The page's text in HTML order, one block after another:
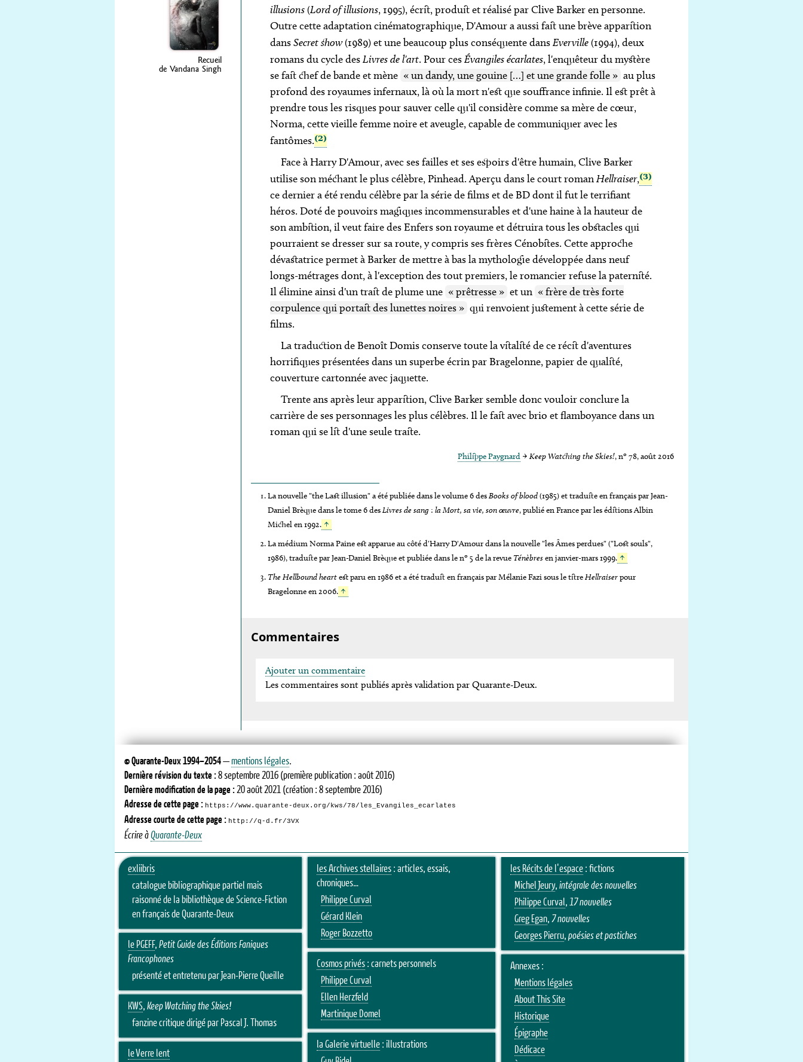
illusions(Lord of illusions, 1995), écrit, produit et réalisé par Clive Barker en personne.
Outre cette adaptation cinématographique, D'Amour a aussi fait une brève apparition
dansSecret show(1989) et une beaucoup plus conséquente dansEverville(1994), deux
romans du cycle desLivres de l'art. Pour cesÉvangiles écarlates, l'enquêteur du mystère
se fait chef de bande et mène « un dandy, une gouine […] et une grande folle » au plus
profond des royaumes infernaux, là où la mort n'est que souffrance infinie. Il est prêt à
prendre tous les risques pour sauver celle qu'il considère comme sa mère de cœur,
Norma, cette vieille femme noire et aveugle, capable de communiquer avec les
fantômes.(2)
Face à Harry D'Amour, avec ses failles et ses espoirs d'être humain, Clive Barker
utilise son méchant le plus célèbre,Pinhead. Aperçu dans le court romanHellraiser,(3)
ce dernier a été rendu célèbre par la série de films et de BD dont il fut le terrifiant
héros. Doté de pouvoirs magiques incommensurables et d'une haine à la hauteur de
son ambition, il veut faire des Enfers son royaume et détruira tous les obstacles qui
pourraient se dresser sur sa route, y compris ses frères Cénobites. Cette approche
dévastatrice permet à Barker de mettre à bas la mythologie développée dans neuf
longs-métrages dont, à l'exception des tout premiers, le romancier refuse la paternité.
Il élimine ainsi d'un trait de plume une « prêtresse » et un « frère de très forte
corpulence qui portait des lunettes noires » qui renvoient justement à cette série de
films.
La traduction de Benoît Domis conserve toute la vitalité de ce récit d'aventures
horrifiques présentées dans un superbe écrin par Bragelonne, papier de qualité,
couverture cartonnée avec jaquette.
Trente ans après leur apparition, Clive Barker semble donc vouloir conclure la
carrière de ses personnages les plus célèbres. Il le fait avec brio et flamboyance dans un
roman qui se lit d'une seule traite.
Philippe Paygnard → Keep Watching the Skies!, nº 78, août 2016
La nouvelle "the Last illusion" a été publiée dans le volume 6 desBooks of blood(1985) et traduite en français par Jean-
Daniel Brèque dans le tome 6 desLivres de sang :la Mort, sa vie, son œuvre, publié en France par les éditions Albin
Michel en 1992. ↑
La médium Norma Paine est apparue au côté d'Harry D'Amour dans la nouvelle "les Âmes perdues" ("Lost souls",
1986), traduite par Jean-Daniel Brèque et publiée dans le nº 5 de la revue Ténèbresen janvier-mars 1999. ↑
The Hellbound heartest paru en 1986 et a été traduit en français par Mélanie Fazi sous le titreHellraiserpour
Bragelonne en 2006. ↑
Commentaires
Ajouter un commentaire
Les commentaires sont publiés après validation par Quarante-Deux.
Recueil
de Vandana Singh
©Quarante-Deux1994–2054—mentions légales.
Dernière révision du texte :8 septembre 2016 (première publication : août 2016)
Dernière modification de la page :20 août 2021 (création : 8 septembre 2016)
Adresse de cette page : https://www.quarante-deux.org/kws/78/les_Evangiles_ecarlates
Adresse courte de cette page : http://q-d.fr/3VX
Écrire à Quarante-Deux
exliibris
catalogue bibliographique partiel mais
raisonné de la bibliothèque de Science-Fiction
en français de Quarante-Deux
le PGEFF, Petit Guide des Éditions Faniques
Francophones
présenté et entretenu par Jean-Pierre Queille
KWS, Keep Watching the Skies!
fanzine critique dirigé par Pascal J. Thomas
le Verre lent
les Archives stellaires: articles, essais,
chroniques…
Philippe Curval
Gérard Klein
Roger Bozzetto
Cosmos privés: carnets personnels
Philippe Curval
Ellen Herzfeld
Martinique Domel
la Galerie virtuelle: illustrations
les Récits de l'espace: fictions
Michel Jeury, intégrale des nouvelles
Philippe Curval, 17 nouvelles
Greg Egan, 7 nouvelles
Georges Pierru, poésies et pastiches
Annexes :
Mentions légales
About This Site
Historique
Épigraphe
Dédicace